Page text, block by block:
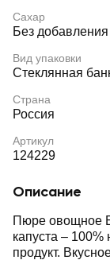
Сахар
Без
Вид упаковки
Стеклянная
Страна
Россия
Артикул
124229
Описание
Пюре
капуста –
продукт.